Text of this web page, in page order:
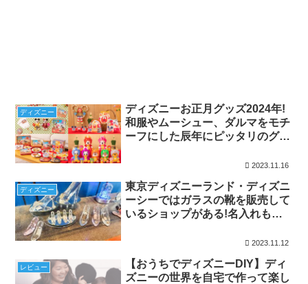
ディズニー
ディズニーお正月グッズ2024年!
和服やムーシュー、ダルマをモチ
ーフにした辰年にピッタリのグッ
2023.11.16
ディズニー
東京ディズニーランド・ディズニ
ーシーではガラスの靴を販売して
いるショップがある!名入れもで
2023.11.12
レビュー
【おうちでディズニーDIY】ディ
ズニーの世界を自宅で作って楽し